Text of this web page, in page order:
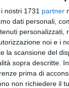
nostri 1731 partner
dati personali,
personalizzati,
noi e i
la scansione del
sopra descritte.
prima di
non richiedere il
durante
da
dei file video e
c'è